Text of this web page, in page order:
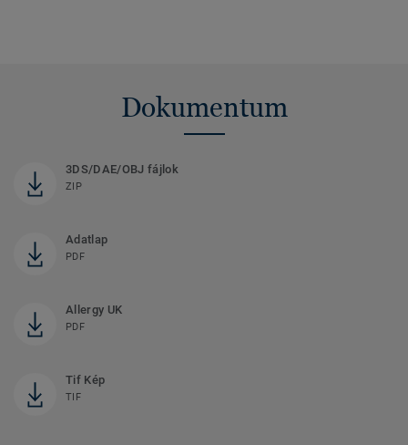
Dokumentum
3DS/DAE/OBJ fájlok
ZIP
Adatlap
PDF
Allergy UK
PDF
Tif Kép
TIF